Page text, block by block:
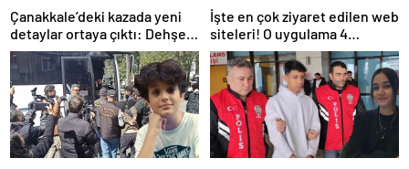
Çanakkale’deki kazada yeni
detaylar ortaya çıktı: Dehşet
kamyonunun suç dosyası
kabarık!
İşte en çok ziyaret edilen web
siteleri! O uygulama 4
basamak birden yükseldi: İlk
sırada…